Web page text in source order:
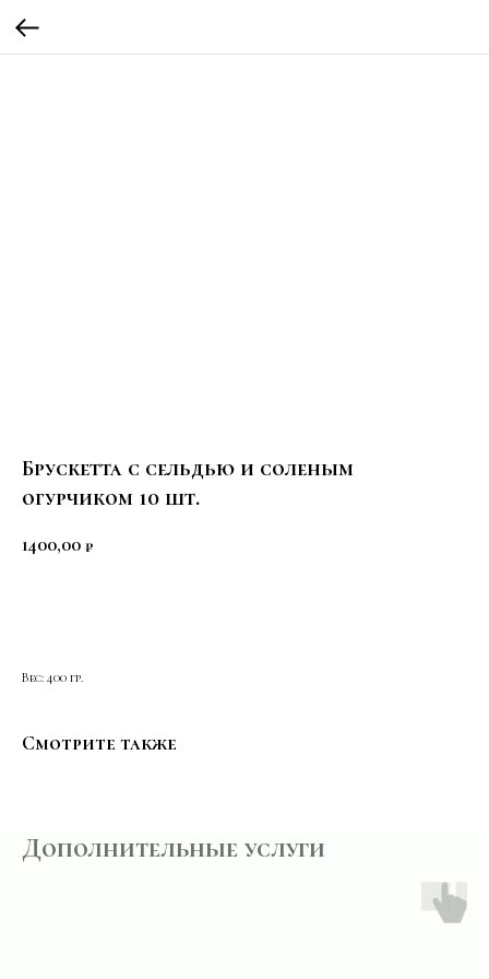
Брускетта с сельдью и соленым
огурчиком 10 шт.
1400,00 ₽
Вес: 400 гр.
Смотрите также
Дополнительные услуги